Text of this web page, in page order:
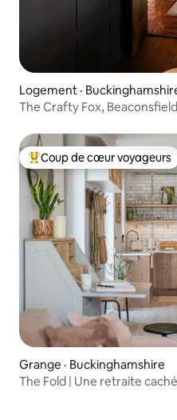
Logement ·
The Crafty Fox, Beaconsfield
Coup de cœur voyageurs
Coup de cœur voyageurs
Grange · Buckinghamshire
The Fold | Une retraite